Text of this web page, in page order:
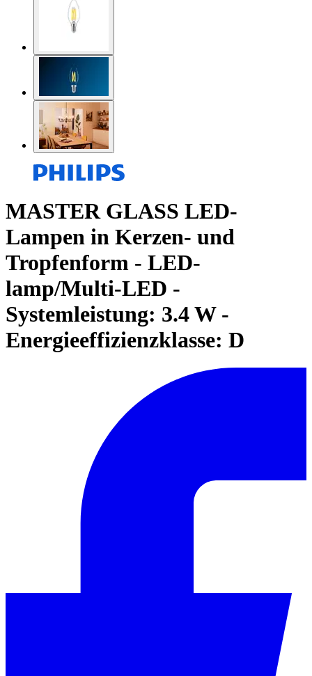
MASTER GLASS LED-
Lampen in Kerzen- und
Tropfenform - LED-
lamp/Multi-LED -
Systemleistung: 3.4 W -
Energieeffizienzklasse: D